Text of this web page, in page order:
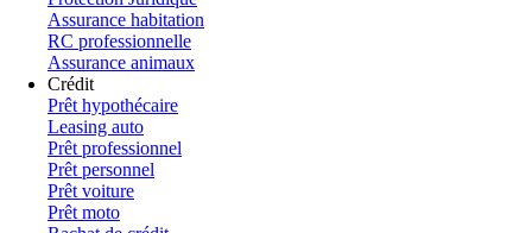
Assurance habitation
RC professionnelle
Assurance animaux
Crédit
Prêt hypothécaire
Leasing auto
Prêt professionnel
Prêt personnel
Prêt voiture
Prêt moto